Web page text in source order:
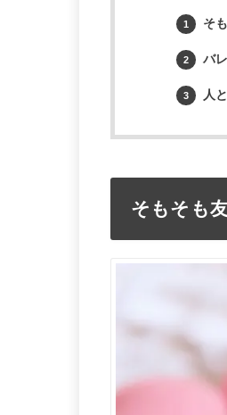
1 そ
2 バ
3 人
そもそも